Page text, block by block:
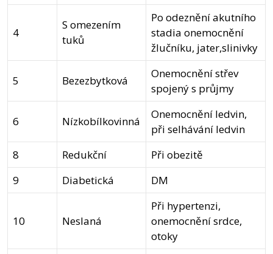
4
S omezením
tuků
Po odeznění akutního
stadia onemocnění
žlučníku, jater,slinivky
5 Bezezbytková
Onemocnění střev
spojený s průjmy
6 Nízkobílkovinná
Onemocnění ledvin,
při selhávání ledvin
8
Redukční
Při obezitě
9
Diabetická DM
10 Neslaná
Při hypertenzi,
onemocnění srdce,
otoky